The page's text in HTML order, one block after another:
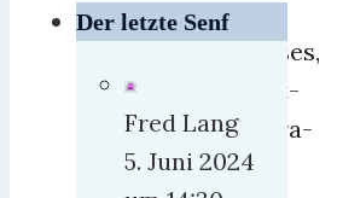
des
Kusses,
Welt-
Lepra-
Tag,
Der letzte Senf
Fred Lang
5. Juni 2024